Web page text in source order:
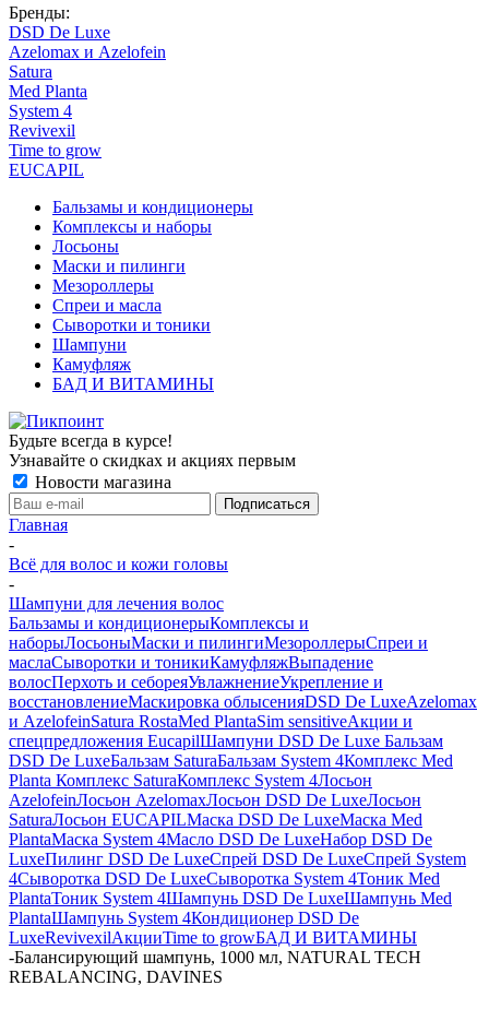
Бренды:
DSD De Luxe
Azelomax и Azelofein
Satura
Med Planta
System 4
Revivexil
Time to grow
EUCAPIL
Бальзамы и кондиционеры
Комплексы и наборы
Лосьоны
Маски и пилинги
Мезороллеры
Спреи и масла
Сыворотки и тоники
Шампуни
Камуфляж
БАД И ВИТАМИНЫ
Будьте всегда в курсе!
Узнавайте о скидках и акциях первым
Новости магазина
Главная
-
Всё для волос и кожи головы
-
Шампуни для лечения волос
Бальзамы и кондиционерыКомплексы и
наборыЛосьоныМаски и пилингиМезороллерыСпреи и
маслаСыворотки и тоникиКамуфляжВыпадение
волосПерхоть и себореяУвлажнениеУкрепление и
восстановлениеМаскировка облысенияDSD De LuxeAzelomax
и AzelofeinSatura RostaMed PlantaSim sensitiveАкции и
спецпредложения EucapilШампуни DSD De Luxe Бальзам
DSD De LuxeБальзам SaturaБальзам System 4Комплекс Med
Planta Комплекс SaturaКомплекс System 4Лосьон
AzelofeinЛосьон AzelomaxЛосьон DSD De LuxeЛосьон
SaturaЛосьон EUCAPILМаска DSD De LuxeМаска Med
PlantaМаска System 4Масло DSD De LuxeНабор DSD De
LuxeПилинг DSD De LuxeСпрей DSD De LuxeСпрей System
4Сыворотка DSD De LuxeСыворотка System 4Тоник Med
PlantaТоник System 4Шампунь DSD De LuxeШампунь Med
PlantaШампунь System 4Кондиционер DSD De
LuxeRevivexilАкцииTime to growБАД И ВИТАМИНЫ
-Балансирующий шампунь, 1000 мл, NATURAL TECH
REBALANCING, DAVINES